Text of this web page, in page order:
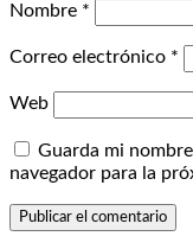
Nombre *
Correo electrónico *
Web
Guarda mi
navegador para la